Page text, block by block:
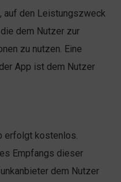
auf den Leistungszweck
dem Nutzer zur
zu nutzen. Eine
App ist dem Nutzer
erfolgt kostenlos.
Empfangs dieser
dem Nutzer